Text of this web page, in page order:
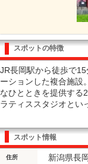
スポットの特徴
JR長岡駅から徒歩で
ーションした複合施設
なひとときを提供する
ラティススタジオとい
スポット情報
住所 新潟県長